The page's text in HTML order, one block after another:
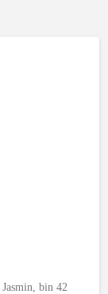
bin 42